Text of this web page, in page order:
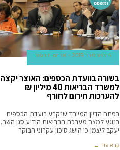
ומשפט
4 בנובמבר 2019 אביעד ברטוב
בשורה בוועדת הכספים: האוצר יקצה
למשרד הבריאות 40 מיליון ₪
להערכות חירום לחורף
בפתח הדיון המיוחד שנקבע בועדת הכספים
בנוגע למצב מערכת הבריאות הודיע סגן השר,
יעקב ליצמן כי הושג סיכון עקרוני הבוקר
קרא עוד ←